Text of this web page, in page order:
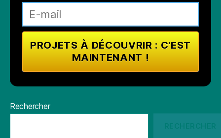
Rechercher